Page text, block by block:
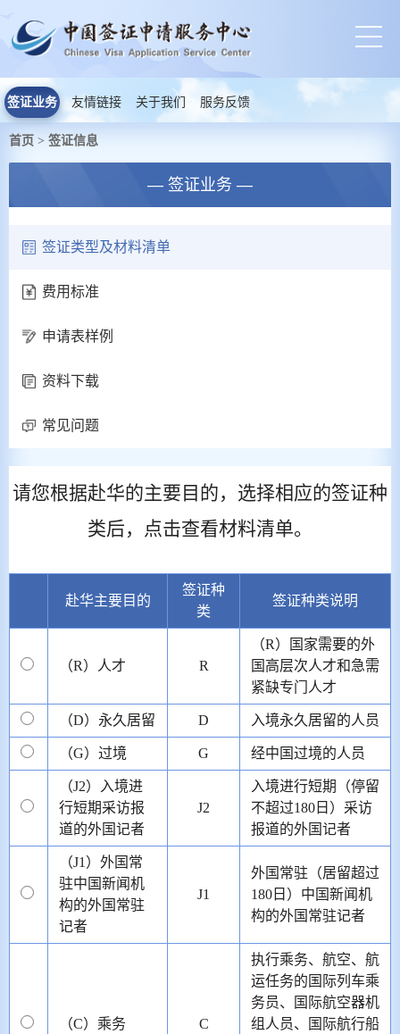
签证业务 友情链接 关于我们 服务反馈
首页 > 签证信息
— 签证业务 —
签证类型及材料清单
费用标准
申请表样例
资料下载
常见问题
请您根据赴华的主要目的，选择相应的签证种
类后，点击查看材料清单。
赴华主要目的
签证种
类
签证种类说明
（R）人才 R
（R）国家需要的外
国高层次人才和急需
紧缺专门人才
（D）永久居留 D 入境永久居留的人员
（G）过境 G 经中国过境的人员
（J2）入境进
行短期采访报
道的外国记者
J2
入境进行短期（停留
不超过180日）采访
报道的外国记者
（J1）外国常
驻中国新闻机
构的外国常驻
记者
J1
外国常驻（居留超过
180日）中国新闻机
构的外国常驻记者
（C）乘务 C
执行乘务、航空、航
运任务的国际列车乘
务员、国际航空器机
组人员、国际航行船